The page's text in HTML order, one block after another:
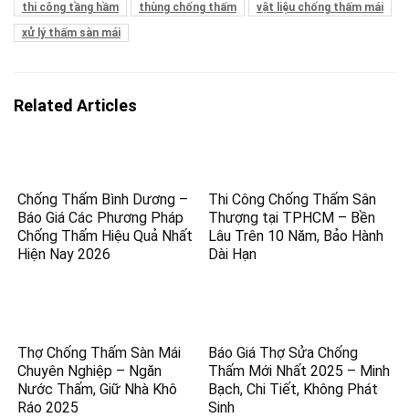
thi công tầng hầm thùng chống thấm
vật liệu chống thấm mái
xử lý thấm sàn mái
Related Articles
Chống Thấm Bình Dương –
Báo Giá Các Phương Pháp
Chống Thấm Hiệu Quả Nhất
Hiện Nay 2026
Thi Công Chống Thấm Sân
Thượng tại TPHCM – Bền
Lâu Trên 10 Năm, Bảo Hành
Dài Hạn
Thợ Chống Thấm Sàn Mái
Chuyên Nghiệp – Ngăn
Nước Thấm, Giữ Nhà Khô
Ráo 2025
Báo Giá Thợ Sửa Chống
Thấm Mới Nhất 2025 – Minh
Bạch, Chi Tiết, Không Phát
Sinh